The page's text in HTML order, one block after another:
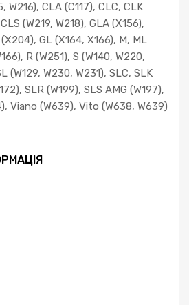
W216), CLA (C117), CLC, CLK
(W219, W218), GLA (X156),
GL (X164, X166), M, ML
R (W251), S (W140, W220,
(W129, W230, W231), SLC, SLK
SLR (W199), SLS AMG (W197),
Viano (W639), Vito (W638, W639)